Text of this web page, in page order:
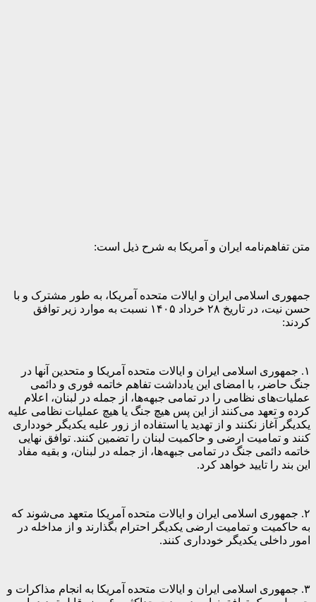
متن تفاهم‌نامه ایران و آمریکا به شرح ذیل است:
جمهوری اسلامی ایران و ایالات متحده آمریکا، به طور مشترک و با
حسن نیت، در تاریخ ۲۸ خرداد ۱۴۰۵ نسبت به موارد زیر توافق
کردند:
۱. جمهوری اسلامی ایران و ایالات متحده آمریکا و متحدین آنها در
جنگ حاضر، با امضای این یادداشت تفاهم خاتمه فوری و دائمی
عملیات‌های نظامی را در تمامی جبهه‌ها، از جمله در لبنان، اعلام
کرده و تعهد می‌کنند از این پس هیچ جنگ یا هیچ عملیات نظامی علیه
یکدیگر آغاز نکنند و از تهدید یا استفاده از زور علیه یکدیگر خودداری
کنند و تمامیت ارضی و حاکمیت لبنان را تضمین کنند. توافق نهایی
خاتمه دائمی جنگ در تمامی جبهه‌ها، از جمله در لبنان، و بقیه مفاد
این بند را تایید خواهد کرد.
۲. جمهوری اسلامی ایران و ایالات متحده آمریکا متعهد می‌شوند که
به حاکمیت و تمامیت ارضی یکدیگر احترام بگذارند و از مداخله در
امور داخلی یکدیگر خودداری کنند.
۳. جمهوری اسلامی ایران و ایالات متحده آمریکا به انجام مذاکرات و